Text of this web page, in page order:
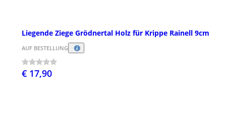
Liegende Ziege Grödnertal Holz für Krippe Rainell 9cm
AUF BESTELLUNG
€ 17,90